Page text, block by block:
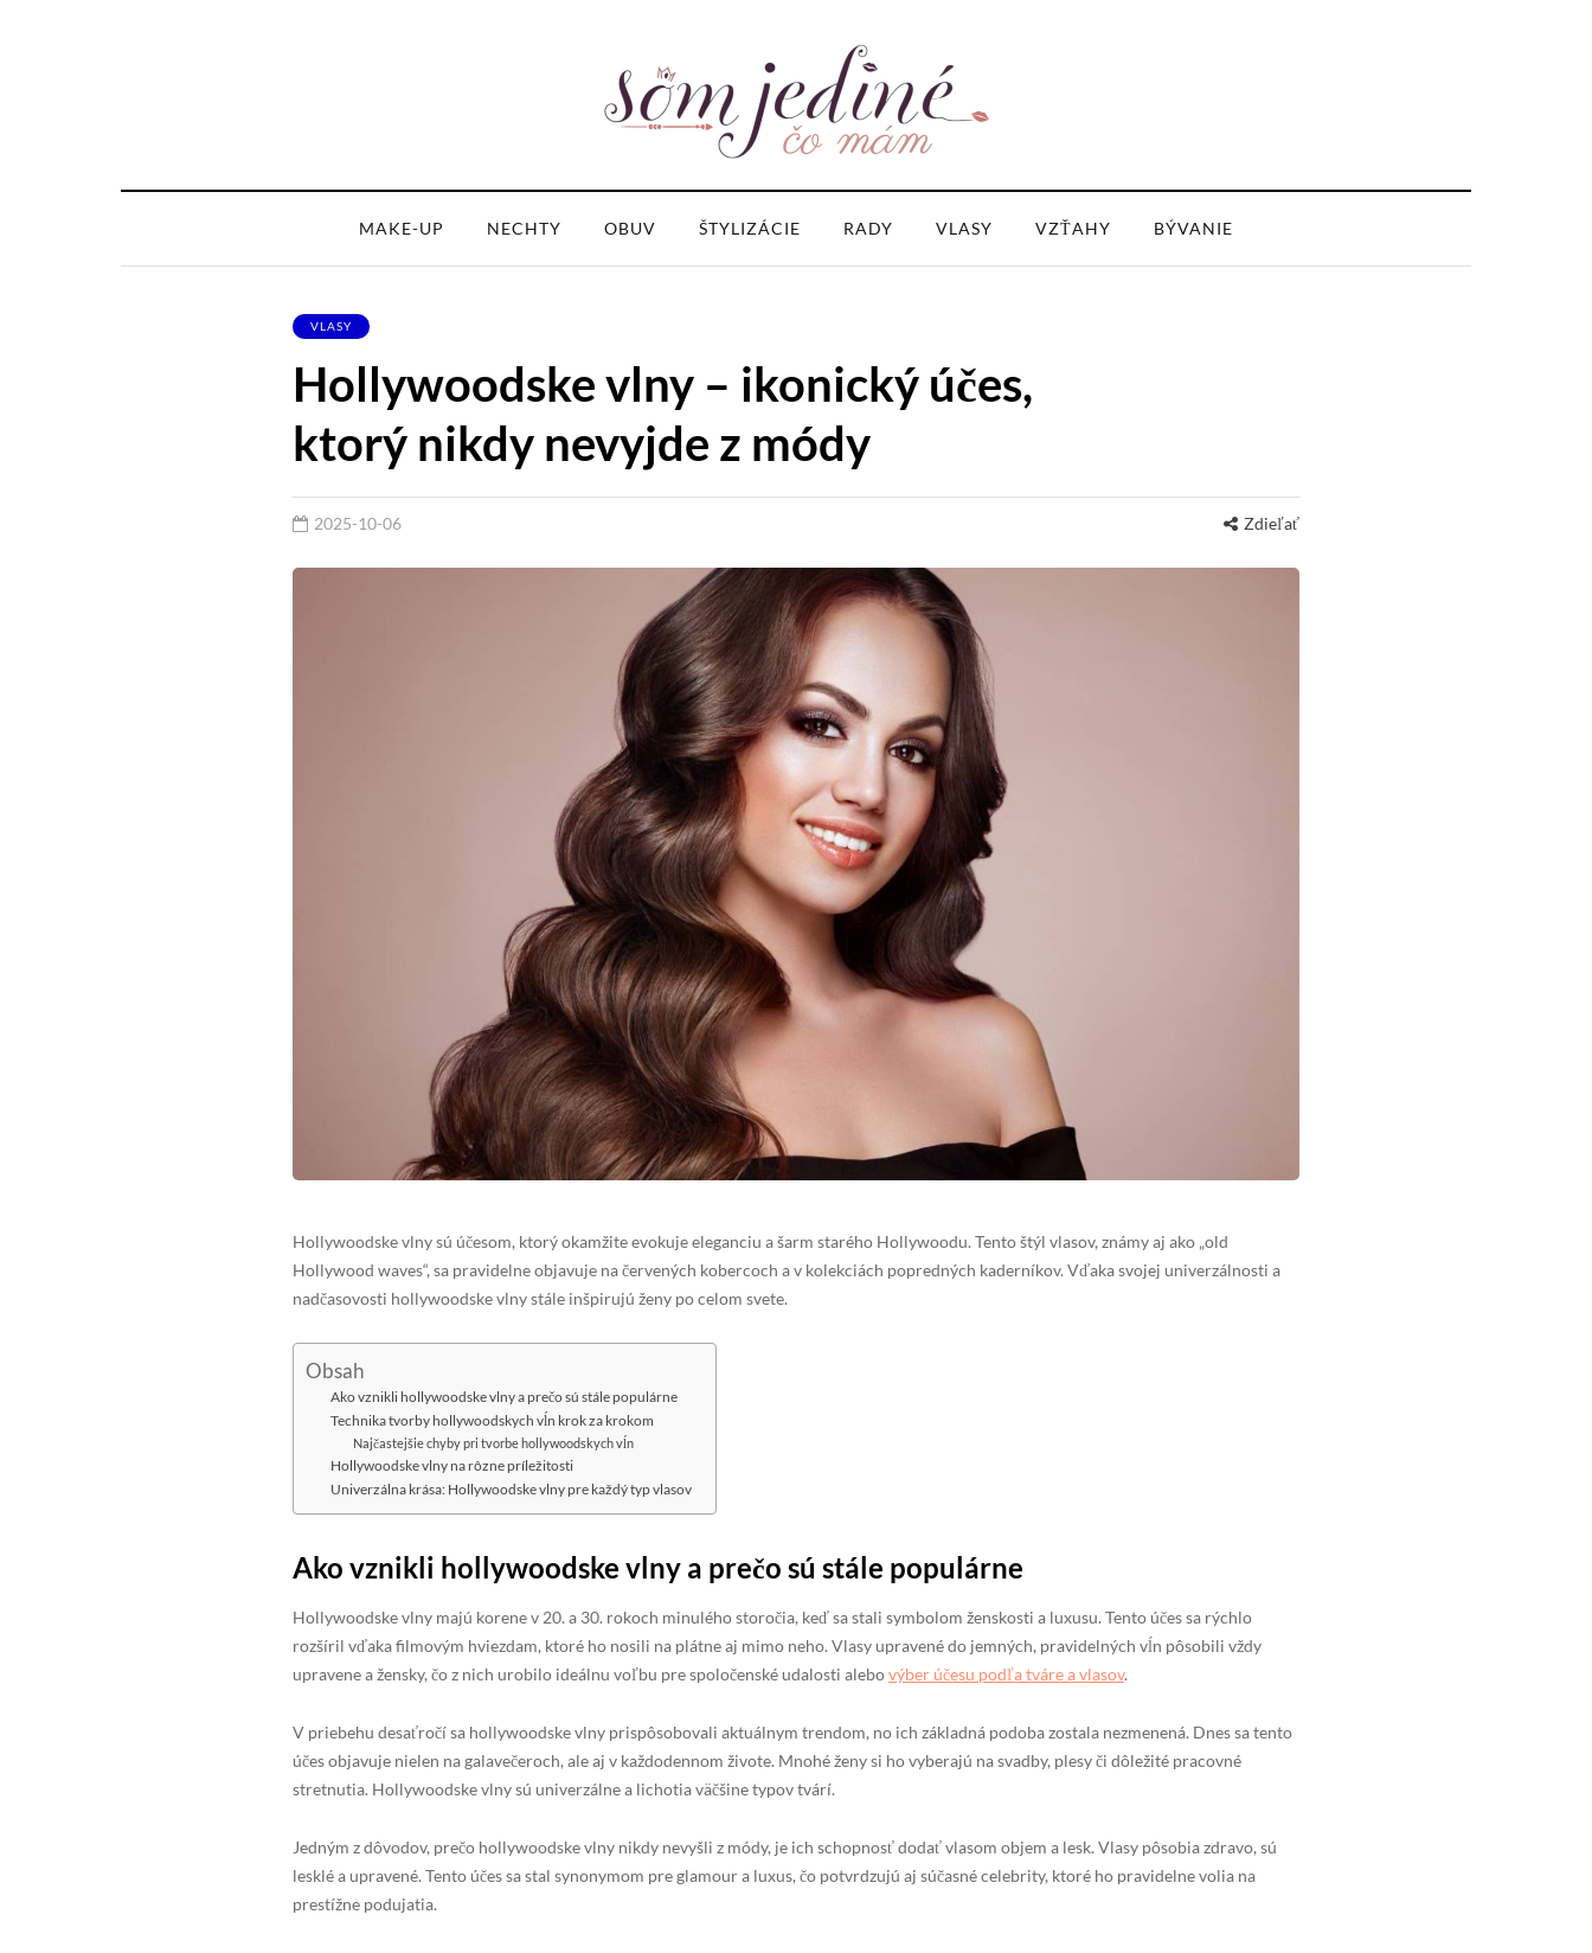
MAKE-UP NECHTY OBUV ŠTYLIZÁCIE RADY VLASY VZŤAHY BÝVANIE
VLASY
Hollywoodske vlny – ikonický účes,
ktorý nikdy nevyjde z módy
2025-10-06 Zdieľať
Hollywoodske vlny sú účesom, ktorý okamžite evokuje eleganciu a šarm starého Hollywoodu. Tento štýl vlasov, známy aj ako „old
Hollywood waves“, sa pravidelne objavuje na červených kobercoch a v kolekciách popredných kaderníkov. Vďaka svojej univerzálnosti a
nadčasovosti hollywoodske vlny stále inšpirujú ženy po celom svete.
Obsah
Ako vznikli hollywoodske vlny a prečo sú stále populárne
Technika tvorby hollywoodskych vĺn krok za krokom
Najčastejšie chyby pri tvorbe hollywoodskych vĺn
Hollywoodske vlny na rôzne príležitosti
Univerzálna krása: Hollywoodske vlny pre každý typ vlasov
Ako vznikli hollywoodske vlny a prečo sú stále populárne
Hollywoodske vlny majú korene v 20. a 30. rokoch minulého storočia, keď sa stali symbolom ženskosti a luxusu. Tento účes sa rýchlo
rozšíril vďaka filmovým hviezdam, ktoré ho nosili na plátne aj mimo neho. Vlasy upravené do jemných, pravidelných vĺn pôsobili vždy
upravene a žensky, čo z nich urobilo ideálnu voľbu pre spoločenské udalosti alebovýber účesu podľa tváre a vlasov.
V priebehu desaťročí sa hollywoodske vlny prispôsobovali aktuálnym trendom, no ich základná podoba zostala nezmenená. Dnes sa tento
účes objavuje nielen na galavečeroch, ale aj v každodennom živote. Mnohé ženy si ho vyberajú na svadby, plesy či dôležité pracovné
stretnutia. Hollywoodske vlny sú univerzálne a lichotia väčšine typov tvárí.
Jedným z dôvodov, prečo hollywoodske vlny nikdy nevyšli z módy, je ich schopnosť dodať vlasom objem a lesk. Vlasy pôsobia zdravo, sú
lesklé a upravené. Tento účes sa stal synonymom pre glamour a luxus, čo potvrdzujú aj súčasné celebrity, ktoré ho pravidelne volia na
prestížne podujatia.